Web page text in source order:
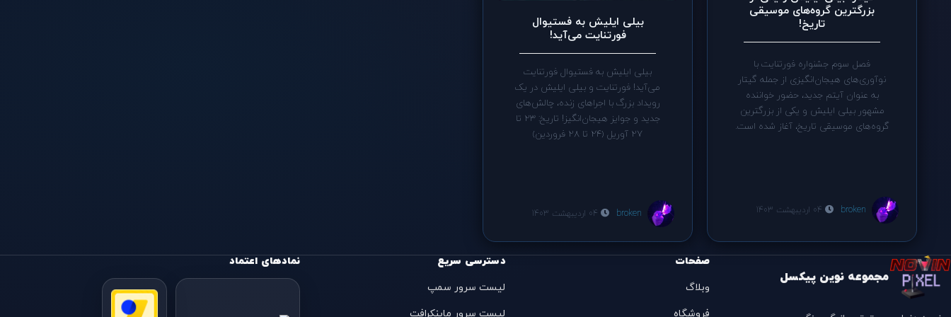
بزرگترین گروه‌های موسیقی
تاریخ!
فصل سوم جشنواره فورتنایت با
نوآوری‌های هیجان‌انگیزی از جمله گیتار
به عنوان آیتم جدید، حضور خواننده
مشهور بیلی ایلیش و یکی از بزرگترین
گروه‌های موسیقی تاریخ، آغاز شده است.
broken
بیلی ایلیش به فستیوال
فورتنایت می‌آید!
بیلی ایلیش به فستیوال فورتنایت
می‌آید! فورتنایت و بیلی ایلیش در یک
رویداد بزرگ با اجراهای زنده، چالش‌های
جدید و جوایز هیجان‌انگیز! تاریخ: 23 تا
27 آوریل (24 تا 28 فروردین)
broken
مجموعه نوین پیکسل
صفحات
وبلاگ
فروشگاه
دسترسی سریع
لیست سرور سمپ
لیست سرور ماینکرافت
نمادهای اعتماد